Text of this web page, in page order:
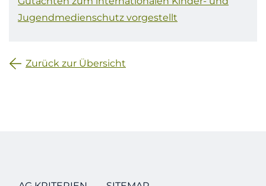
Jugendmedienschutz vorgestellt
Zurück zur Übersicht